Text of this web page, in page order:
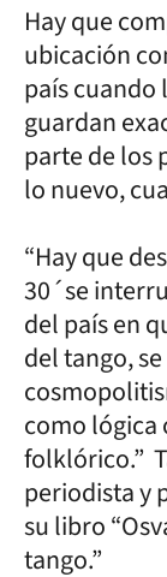
Hay que
ubicación
país cuando
guardan
parte de los
lo nuevo,
“Hay que
30´se
del país en
del tango,
como lógica
folklórico.”
periodista y
su libro
tango.”